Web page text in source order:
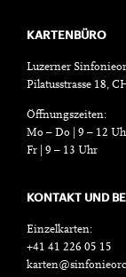
KARTENBÜRO
Luzerner
Pilatusstrasse 18,
Öffnungszeiten:
Mo – Do | 9 – 12
Fr | 9 – 13 Uhr
KONTAKT UND
Einzelkarten:
+41 41 226 05 15